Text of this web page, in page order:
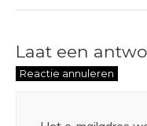
Laat een
Reactie annuleren